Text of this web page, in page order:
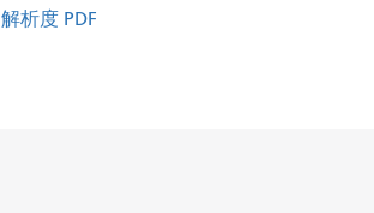
解析度 PDF